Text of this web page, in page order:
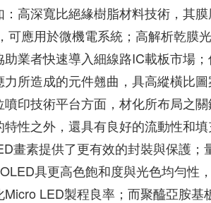
高深寬比絕緣樹脂材料技術，其
可應用於微機電系統；高解析乾膜
業者快速導入細線路IC載板市場
所造成的元件翹曲，具高縱橫比
印技術平台方面，材化所布局之
性之外，還具有良好的流動性和
畫素提供了更有效的封裝與保護
具更高色飽和度與光色均勻性
LED製程良率；而聚醯亞胺